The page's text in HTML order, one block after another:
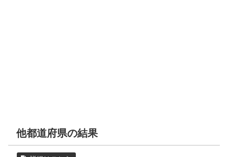
他都道府県の結果